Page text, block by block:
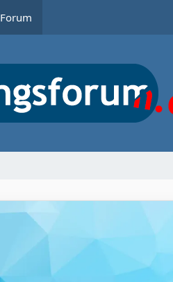
Forum